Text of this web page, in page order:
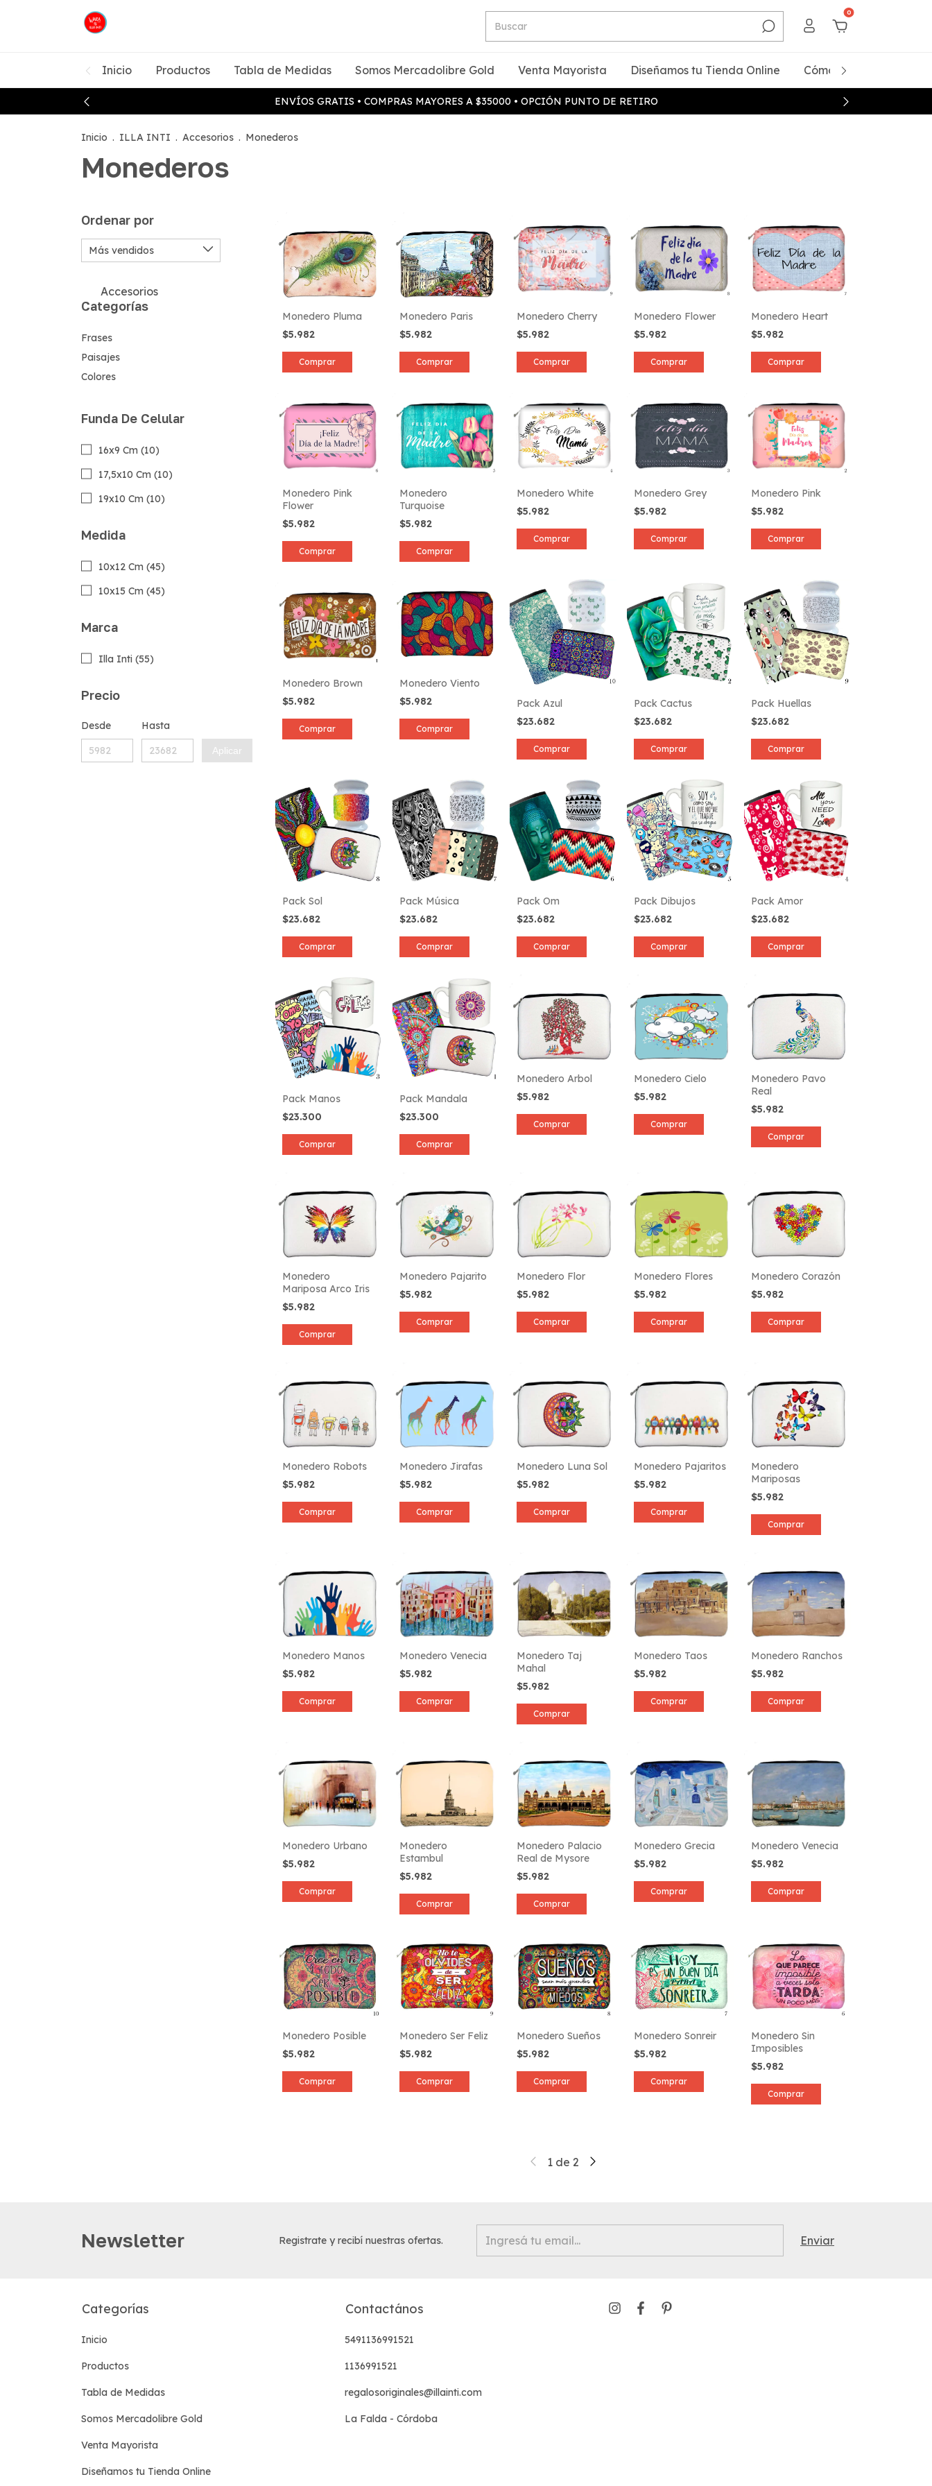
0
Inicio Productos Tabla de Medidas Somos Mercadolibre Gold Venta Mayorista Diseñamos tu Tienda Online Cómo Comprar
ENVÍOS GRATIS • COMPRAS MAYORES A $35000 • OPCIÓN PUNTO DE RETIRO
Inicio . ILLA INTI . Accesorios . Monederos
Monederos
Ordenar por
Accesorios
Categorías
Frases
Paisajes
Colores
Funda De Celular
16x9 Cm (10)
17,5x10 Cm (10)
19x10 Cm (10)
Medida
10x12 Cm (45)
10x15 Cm (45)
Marca
Illa Inti (55)
Precio
Desde Hasta
Aplicar
Monedero Pluma
$5.982
Comprar
Monedero Paris
$5.982
Comprar
Monedero Cherry
$5.982
Comprar
Monedero Flower
$5.982
Comprar
Monedero Heart
$5.982
Comprar
Monedero Pink
Flower
$5.982
Comprar
Monedero
Turquoise
$5.982
Comprar
Monedero White
$5.982
Comprar
Monedero Grey
$5.982
Comprar
Monedero Pink
$5.982
Comprar
Monedero Brown
$5.982
Comprar
Monedero Viento
$5.982
Comprar
Pack Azul
$23.682
Comprar
Pack Cactus
$23.682
Comprar
Pack Huellas
$23.682
Comprar
Pack Sol
$23.682
Comprar
Pack Música
$23.682
Comprar
Pack Om
$23.682
Comprar
Pack Dibujos
$23.682
Comprar
Pack Amor
$23.682
Comprar
Pack Manos
$23.300
Comprar
Pack Mandala
$23.300
Comprar
Monedero Arbol
$5.982
Comprar
Monedero Cielo
$5.982
Comprar
Monedero Pavo
Real
$5.982
Comprar
Monedero
Mariposa Arco Iris
$5.982
Comprar
Monedero Pajarito
$5.982
Comprar
Monedero Flor
$5.982
Comprar
Monedero Flores
$5.982
Comprar
Monedero Corazón
$5.982
Comprar
Monedero Robots
$5.982
Comprar
Monedero Jirafas
$5.982
Comprar
Monedero Luna Sol
$5.982
Comprar
Monedero Pajaritos
$5.982
Comprar
Monedero
Mariposas
$5.982
Comprar
Monedero Manos
$5.982
Comprar
Monedero Venecia
$5.982
Comprar
Monedero Taj
Mahal
$5.982
Comprar
Monedero Taos
$5.982
Comprar
Monedero Ranchos
$5.982
Comprar
Monedero Urbano
$5.982
Comprar
Monedero
Estambul
$5.982
Comprar
Monedero Palacio
Real de Mysore
$5.982
Comprar
Monedero Grecia
$5.982
Comprar
Monedero Venecia
$5.982
Comprar
Monedero Posible
$5.982
Comprar
Monedero Ser Feliz
$5.982
Comprar
Monedero Sueños
$5.982
Comprar
Monedero Sonreir
$5.982
Comprar
Monedero Sin
Imposibles
$5.982
Comprar
1 de 2
Newsletter Registrate y recibí nuestras ofertas.
Categorías
Inicio
Productos
Tabla de Medidas
Somos Mercadolibre Gold
Venta Mayorista
Diseñamos tu Tienda Online
Contactános
5491136991521
1136991521
regalosoriginales@illainti.com
La Falda - Córdoba